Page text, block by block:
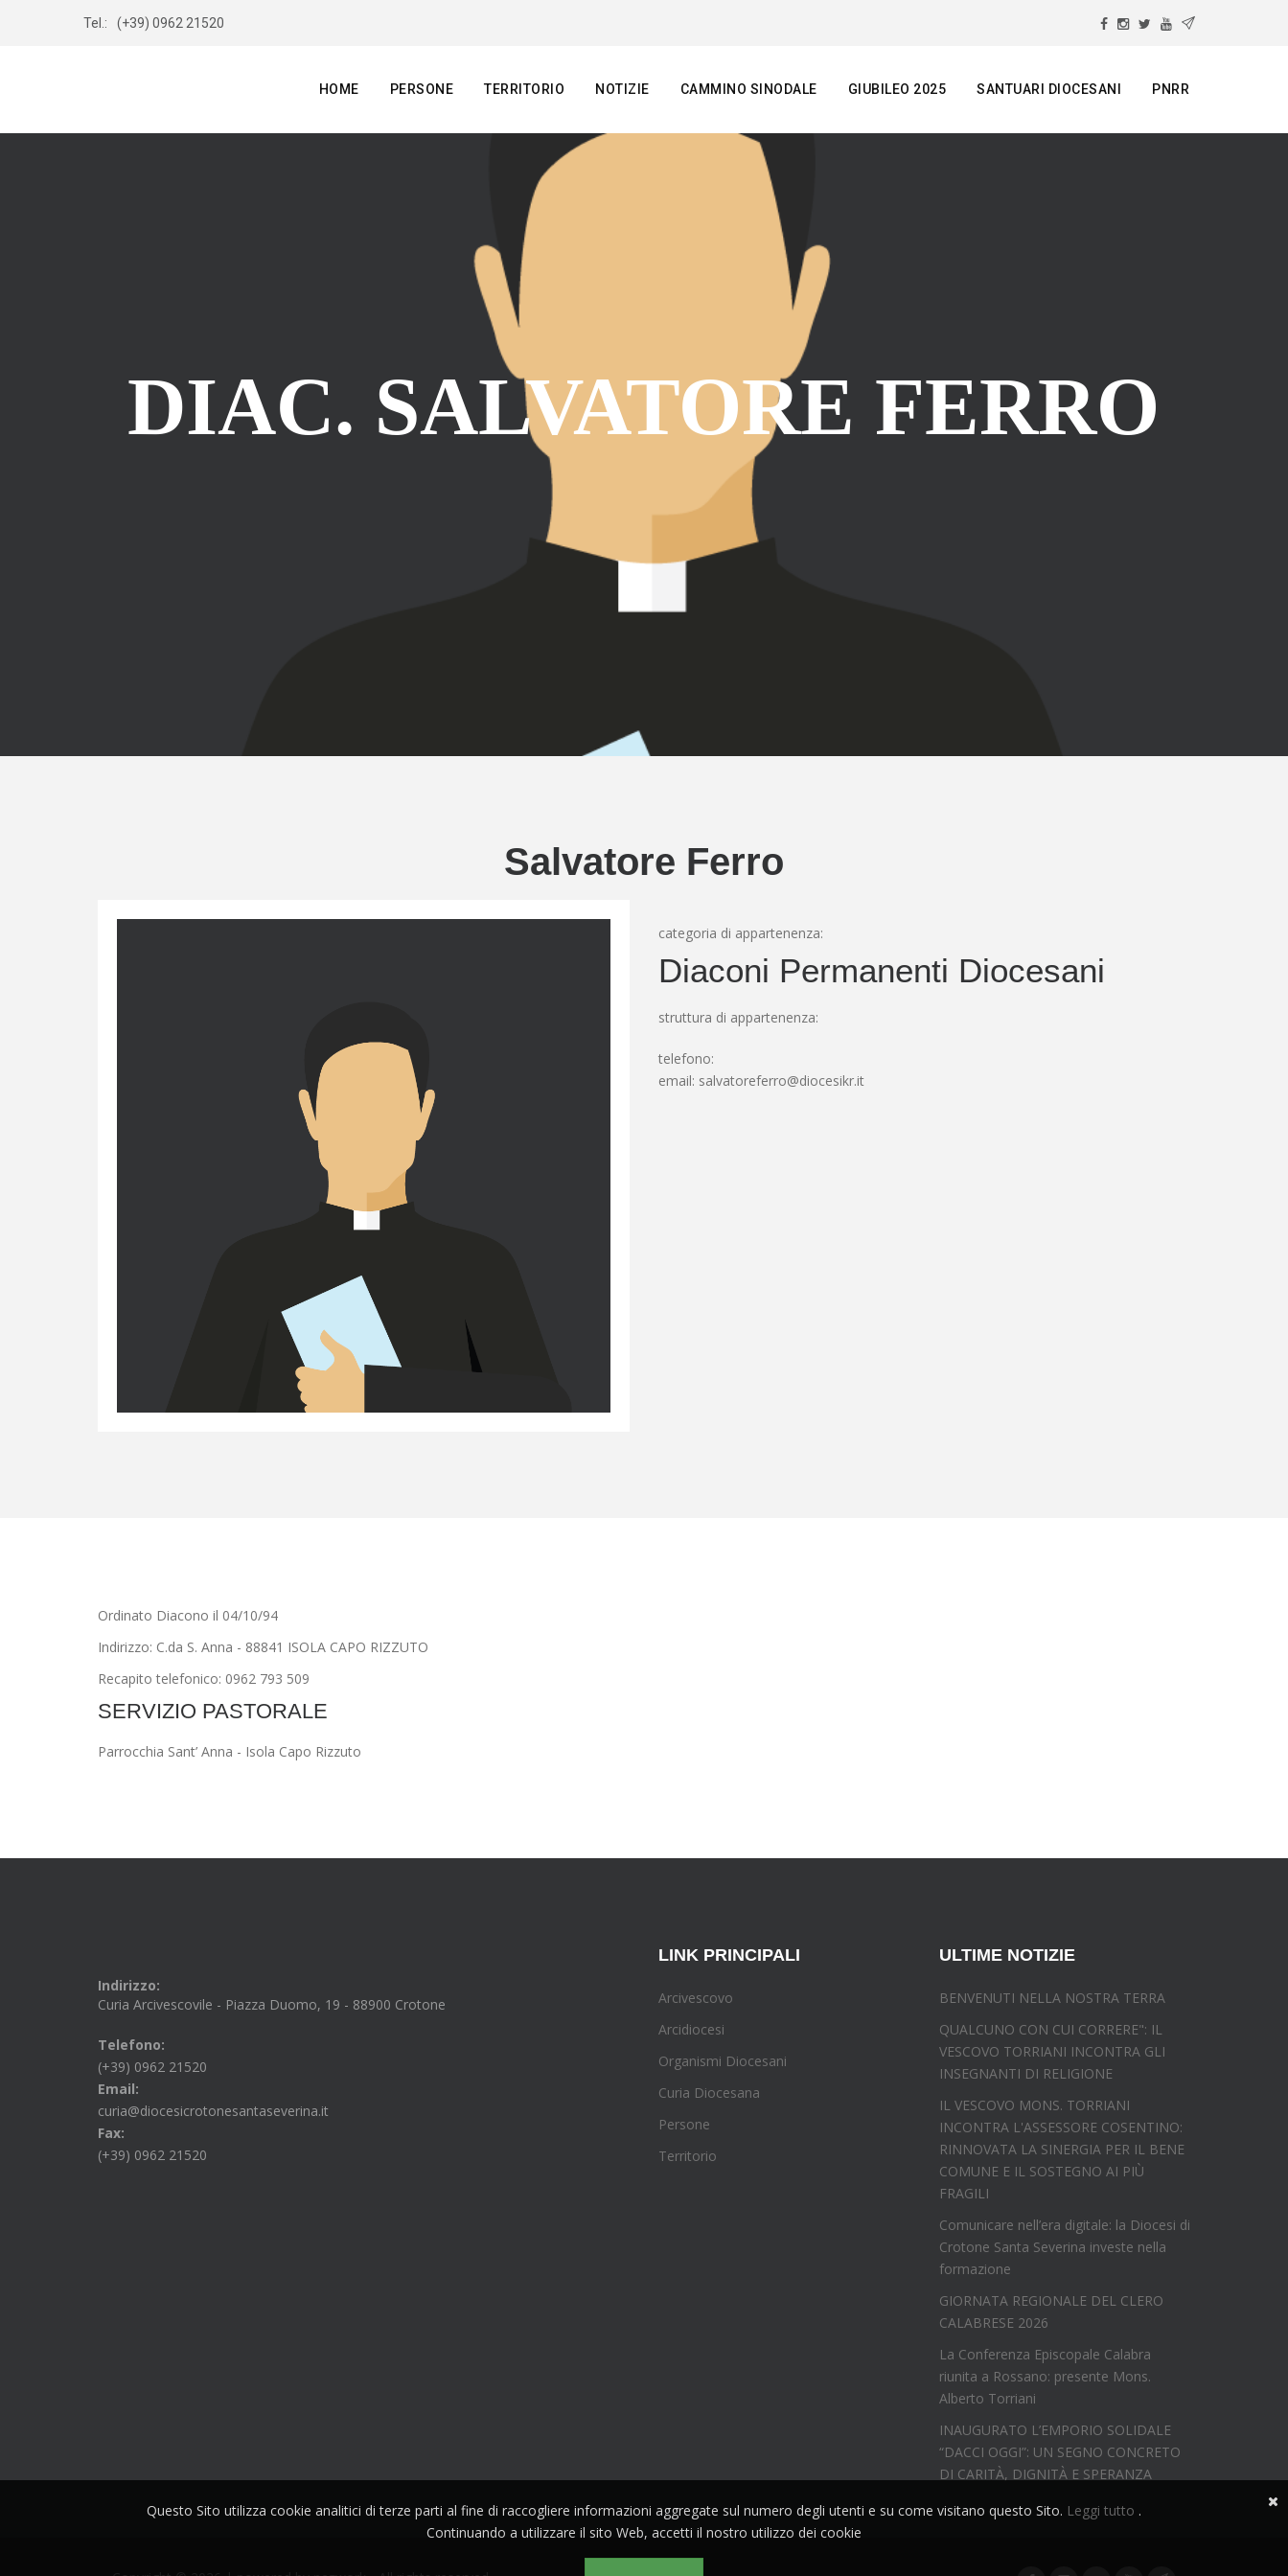
Tel.: (+39) 0962 21520
HOME PERSONE TERRITORIO NOTIZIE CAMMINO SINODALE GIUBILEO 2025 SANTUARI DIOCESANI PNRR
DIAC. SALVATORE FERRO
Salvatore Ferro
categoria di appartenenza:
Diaconi Permanenti Diocesani
struttura di appartenenza:
telefono:
email: salvatoreferro@diocesikr.it
Ordinato Diacono il 04/10/94
Indirizzo: C.da S. Anna - 88841 ISOLA CAPO RIZZUTO
Recapito telefonico: 0962 793 509
SERVIZIO PASTORALE
Parrocchia Sant’ Anna - Isola Capo Rizzuto
Indirizzo:
Curia Arcivescovile - Piazza Duomo, 19 - 88900 Crotone
Telefono:
(+39) 0962 21520
Email:
curia@diocesicrotonesantaseverina.it
Fax:
(+39) 0962 21520
LINK PRINCIPALI
Arcivescovo
Arcidiocesi
Organismi Diocesani
Curia Diocesana
Persone
Territorio
ULTIME NOTIZIE
BENVENUTI NELLA NOSTRA TERRA
QUALCUNO CON CUI CORRERE": IL
VESCOVO TORRIANI INCONTRA GLI
INSEGNANTI DI RELIGIONE
IL VESCOVO MONS. TORRIANI
INCONTRA L'ASSESSORE COSENTINO:
RINNOVATA LA SINERGIA PER IL BENE
COMUNE E IL SOSTEGNO AI PIÙ
FRAGILI
Comunicare nell’era digitale: la Diocesi di
Crotone Santa Severina investe nella
formazione
GIORNATA REGIONALE DEL CLERO
CALABRESE 2026
La Conferenza Episcopale Calabra
riunita a Rossano: presente Mons.
Alberto Torriani
INAUGURATO L’EMPORIO SOLIDALE
“DACCI OGGI”: UN SEGNO CONCRETO
DI CARITÀ, DIGNITÀ E SPERANZA
Questo Sito utilizza cookie analitici di terze parti al fine di raccogliere informazioni aggregate sul numero degli utenti e su come visitano questo Sito. Leggi tutto .
Continuando a utilizzare il sito Web, accetti il nostro utilizzo dei cookie